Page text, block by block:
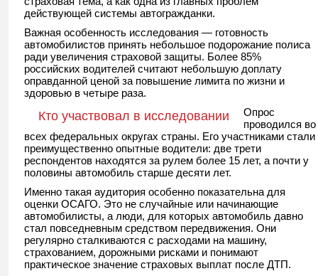
действующей системы автогражданки.
Важная особенность исследования — готовность
автомобилистов принять небольшое подорожание полиса
ради увеличения страховой защиты. Более 85%
российских водителей считают небольшую доплату
оправданной ценой за повышение лимита по жизни и
здоровью в четыре раза.
Кто участвовал в исследовании
Опрос
проводился во
всех федеральных округах страны. Его участниками стали
преимущественно опытные водители: две трети
респондентов находятся за рулем более 15 лет, а почти у
половины автомобиль старше десяти лет.
Именно такая аудитория особенно показательна для
оценки ОСАГО. Это не случайные или начинающие
автомобилисты, а люди, для которых автомобиль давно
стал повседневным средством передвижения. Они
регулярно сталкиваются с расходами на машину,
страхованием, дорожными рисками и понимают
практическое значение страховых выплат после ДТП.